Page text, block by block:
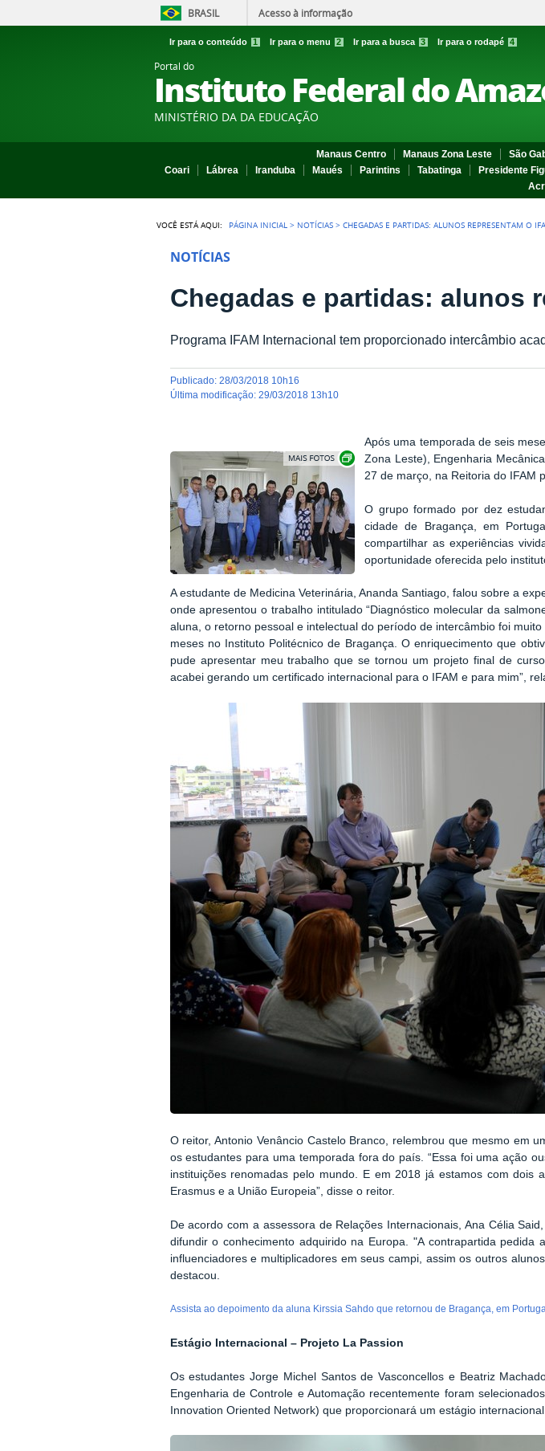
BRASIL Acesso à informação
Ir para o conteúdo 1 Ir para o menu 2 Ir para a busca 3 Ir para o rodapé 4
Portal do
Instituto Federal do
MINISTÉRIO DA DA EDUCAÇÃO
Manaus Centro Manaus Zona Leste São
Coari
Lábrea Iranduba Maués Parintins Tabatinga Presidente
VOCÊ ESTÁ AQUI: PÁGINA INICIAL > NOTÍCIAS >CHEGADAS E PARTIDAS: ALUNOS REPRESENTAM O
NOTÍCIAS
Chegadas e partidas: alunos
Programa IFAM Internacional tem proporcionado intercâmbio
publicado: 28/03/2018 10h16
última modificação: 29/03/2018 13h10
Show image carousel
Após uma temporada de seis
Zona Leste),
Engenharia
27 de março, na Reitoria do IFAM
O grupo formado por dez
cidade de Bragança, em
compartilhar as experiências
oportunidade oferecida pelo
A estudante de Medicina Veterinária, Ananda Santiago, falou sobre a
onde apresentou o trabalho intitulado “Diagnóstico molecular da
aluna, o retorno pessoal e intelectual do período de intercâmbio foi
meses no Instituto Politécnico de Bragança. O enriquecimento que
pude apresentar meu trabalho que se tornou um projeto final de
acabei gerando um certificado internacional para o IFAM e para mim”,
O reitor, Antonio Venâncio Castelo Branco, relembrou que mesmo em
os estudantes para uma temporada fora do país. “Essa foi uma ação
instituições renomadas pelo mundo. E em 2018 já estamos com
Erasmus e a União Europeia”, disse o reitor.
De acordo com a assessora de Relações Internacionais, Ana Célia
difundir o conhecimento adquirido na Europa. "A contrapartida
influenciadores e multiplicadores em seus campi, assim os outros
destacou.
Assista ao depoimento da aluna Kirssia Sahdo que retornou de Bragança, em
Estágio Internacional – Projeto La Passion
Os estudantes Jorge Michel Santos de Vasconcellos e Beatriz
Engenharia de Controle e Automação recentemente foram
Innovation Oriented Network) que proporcionará um estágio